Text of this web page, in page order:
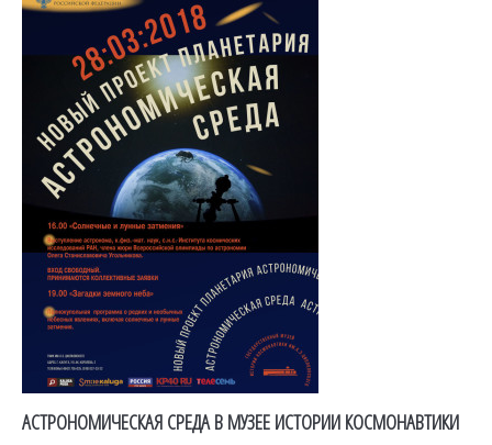
АСТРОНОМИЧЕСКАЯ СРЕДА В МУЗЕЕ ИСТОРИИ КОСМОНАВТИКИ